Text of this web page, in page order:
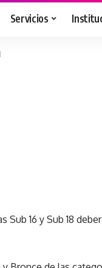
Servicios
16 y Sub 18